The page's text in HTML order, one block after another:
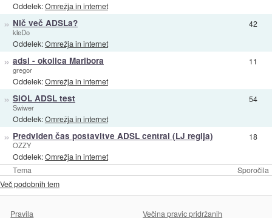
Tema Sporočila
Oddelek:Omrežja in internet
» Nič več ADSLa?
kleDo
Oddelek:Omrežja in internet
42
» adsl - okolica Maribora
gregor
Oddelek:Omrežja in internet
11
» SiOL ADSL test
Swiwer
Oddelek:Omrežja in internet
54
» Predviden čas postavitve ADSL central (LJ regija)
OZZY
Oddelek:Omrežja in internet
18
Več podobnih tem
Pravila Večina pravic pridržanih